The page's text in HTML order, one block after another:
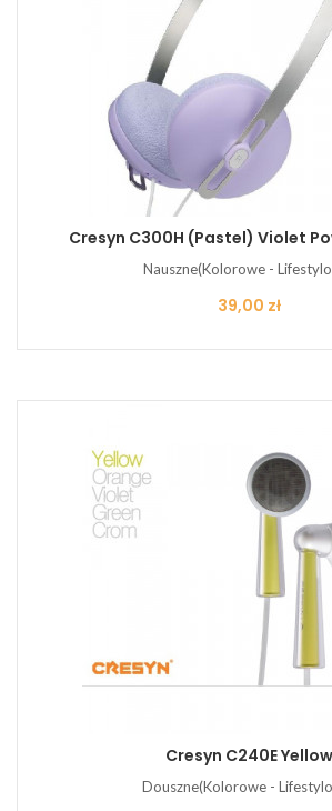
Cresyn C300H (pastel) Violet
Nauszne(Kolorowe -
Cena
39,00 zł
Cresyn C240E Yellow
Douszne(Kolorowe -